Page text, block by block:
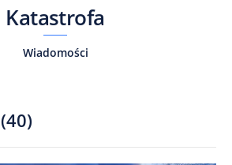
Katastrofa
Wiadomości
(40)